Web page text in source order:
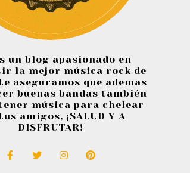
un blog apasionado en
la mejor música rock de
aseguramos que ademas
buenas bandas también
música para chelear
amigos, ¡SALUD Y A
DISFRUTAR!